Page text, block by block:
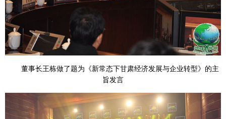
董事长王栋做了题为《新常态下甘肃经济发展与企业转型》的主
旨发言